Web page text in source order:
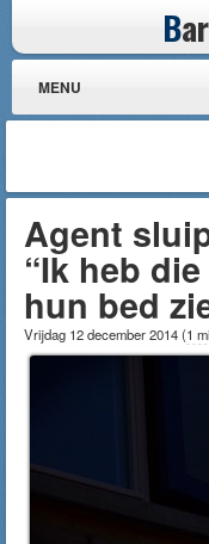
B
MENU
Agent
“Ik heb
hun bed
Vrijdag 12 december 2014(1